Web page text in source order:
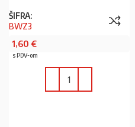
ŠIFRA:
BWZ3
1,60 €
s PDV-om